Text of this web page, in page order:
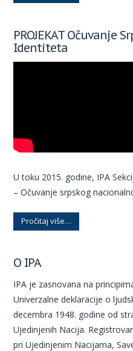
PROJEKAT Očuvanje
Identiteta
U toku 2015. godine, IPA
– Očuvanje srpskog
Pročitaj više…
O IPA
IPA je zasnovana na
Univerzalne deklaracije o
decembra 1948. godine od
Ujedinjenih Nacija.
pri Ujedinjenim Nacijama,